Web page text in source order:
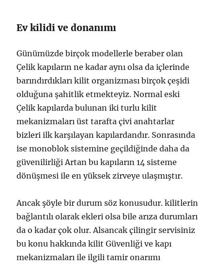
Ev kilidi ve donanımı
Günümüzde birçok modellerle beraber olan
Çelik kapıların ne kadar aynı olsa da içlerinde
barındırdıkları kilit organizması birçok çeşidi
olduğuna şahitlik etmekteyiz. Normal eski
Çelik kapılarda bulunan iki turlu kilit
mekanizmaları üst tarafta çivi anahtarlar
bizleri ilk karşılayan kapılardandır. Sonrasında
ise monoblok sistemine geçildiğinde daha da
güvenilirliği Artan bu kapıların 14 sisteme
dönüşmesi ile en yüksek zirveye ulaşmıştır.
Ancak şöyle bir durum söz konusudur. kilitlerin
bağlantılı olarak ekleri olsa bile arıza durumları
da o kadar çok olur. Alsancak çilingir servisiniz
bu konu hakkında kilit Güvenliği ve kapı
mekanizmaları ile ilgili tamir onarımı